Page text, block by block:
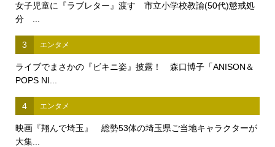
女子児童に『ラブレター』渡す 市立小学校教諭(50代)懲戒処
分 ...
3 エンタメ
ライブでまさかの『ビキニ姿』披露！ 森口博子「ANISON＆
POPS NI...
4 エンタメ
映画『翔んで埼玉』 総勢53体の埼玉県ご当地キャラクターが
大集...